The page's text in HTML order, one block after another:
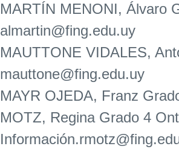
MARTÍN MENONI, Álvaro
almartin@fing.edu.uy
MAUTTONE VIDALES,
mauttone@fing.edu.uy
MAYR OJEDA, Franz
MOTZ, Regina Grado 4